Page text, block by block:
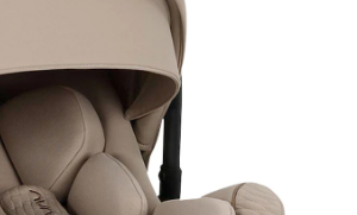
sera disponible